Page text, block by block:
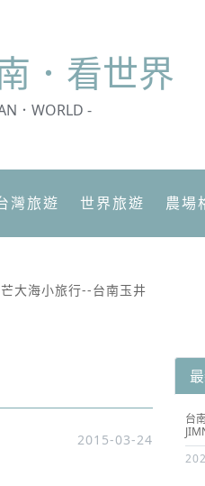
．看世界
．WORLD -
灣旅遊 世界旅遊 農場
大海小旅行--台南玉井
2015-03-24
台